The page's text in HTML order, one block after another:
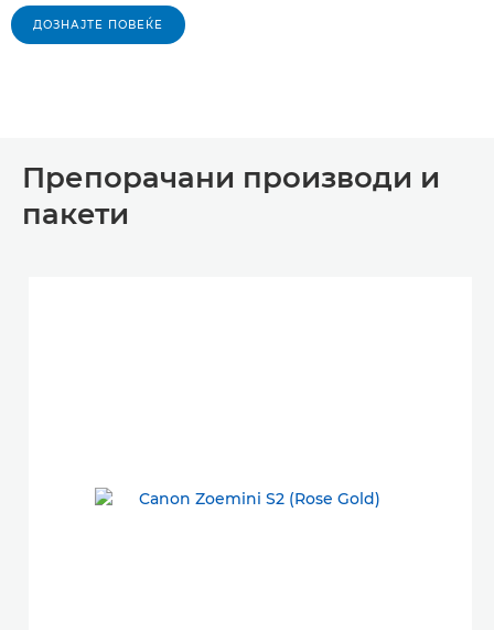
ДОЗНАЈТЕ ПОВЕЌЕ
Препорачани производи и
пакети